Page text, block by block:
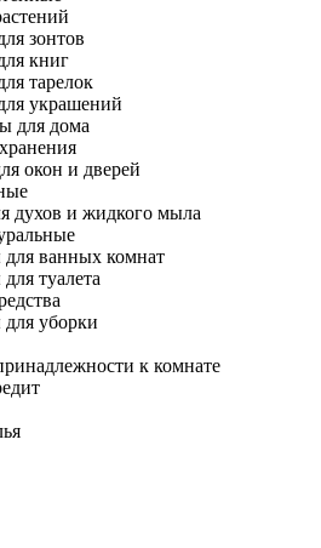
зонтов
книг
тарелок
украшений
для дома
окон и дверей
духов и жидкого мыла
для ванных комнат
туалета
уборки
к комнате